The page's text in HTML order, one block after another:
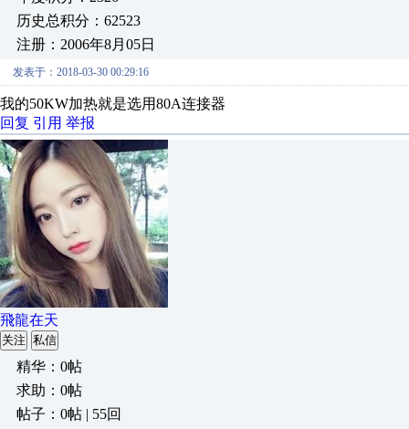
历史总积分：62523
注册：2006年8月05日
发表于：2018-03-30 00:29:16
我的50KW加热就是选用80A连接器
回复 引用 举报
飛龍在天
关注 私信
精华：0帖
求助：0帖
帖子：0帖 | 55回